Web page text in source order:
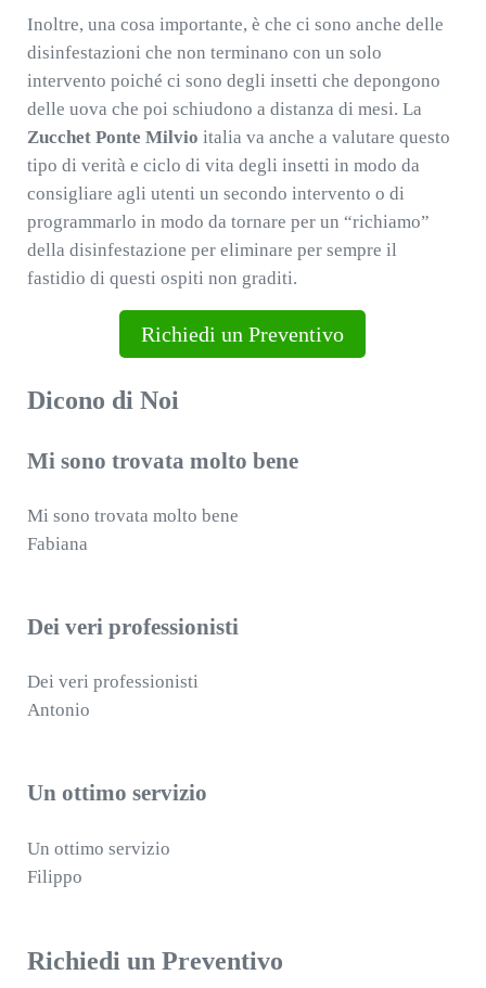
Inoltre, una cosa importante, è che ci sono anche delle
disinfestazioni che non terminano con un solo
intervento poiché ci sono degli insetti che depongono
delle uova che poi schiudono a distanza di mesi. La
Zucchet Ponte Milvio italia va anche a valutare questo
tipo di verità e ciclo di vita degli insetti in modo da
consigliare agli utenti un secondo intervento o di
programmarlo in modo da tornare per un “richiamo”
della disinfestazione per eliminare per sempre il
fastidio di questi ospiti non graditi.
Richiedi un Preventivo
Dicono di Noi
Mi sono trovata molto bene
Mi sono trovata molto bene
Fabiana
Dei veri professionisti
Dei veri professionisti
Antonio
Un ottimo servizio
Un ottimo servizio
Filippo
Richiedi un Preventivo